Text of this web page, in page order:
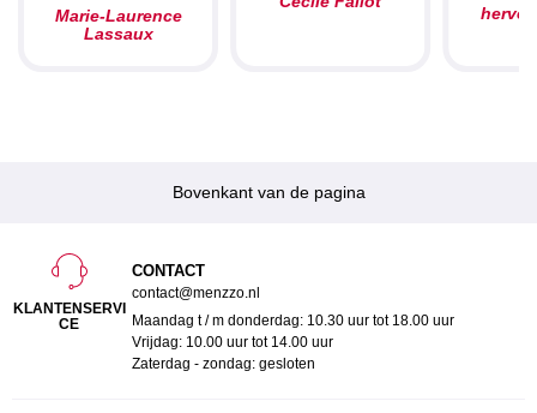
Marie-Laurence
Lassaux
herve
Bovenkant van de pagina
KLANTENSERVI
CE
CONTACT
contact@menzzo.nl
Maandag t / m donderdag: 10.30 uur tot 18.00 uur
Vrijdag: 10.00 uur tot 14.00 uur
Zaterdag - zondag: gesloten